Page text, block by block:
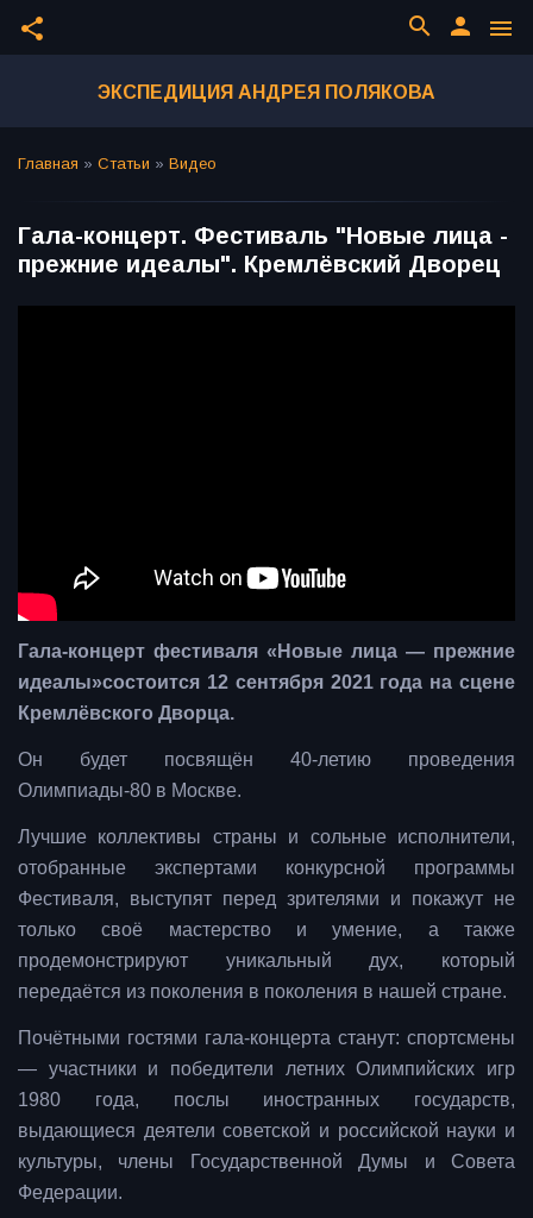
share menu
person
search
ЭКСПЕДИЦИЯ АНДРЕЯ ПОЛЯКОВА
Главная » Статьи » Видео
Гала-концерт. Фестиваль "Новые лица -
прежние идеалы". Кремлёвский Дворец
Гала-концерт фестиваля «Новые лица — прежние
идеалы»состоится 12 сентября 2021 года на сцене
Кремлёвского Дворца.
Он будет посвящён 40-летию проведения
Олимпиады-80 в Москве.
Лучшие коллективы страны и сольные исполнители,
отобранные экспертами конкурсной программы
Фестиваля, выступят перед зрителями и покажут не
только своё мастерство и умение, а также
продемонстрируют уникальный дух, который
передаётся из поколения в поколения в нашей стране.
Почётными гостями гала-концерта станут: спортсмены
— участники и победители летних Олимпийских игр
1980 года, послы иностранных государств,
выдающиеся деятели советской и российской науки и
культуры, члены Государственной Думы и Совета
Федерации.